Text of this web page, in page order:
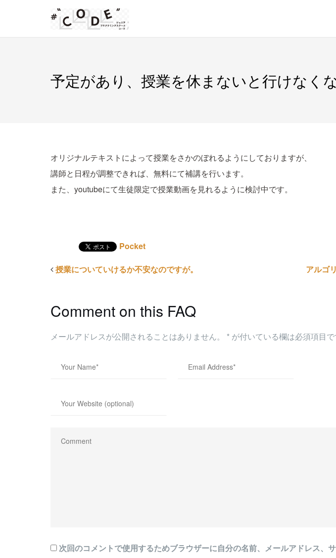
予定があり、授業を休まないと行けなく
オリジナルテキストによって授業をさかのぼれるようにしておりますが、
講師と日程が調整できれば、無料にて補講を行います。
また、youtubeにて生徒限定で授業動画を見れるように検討中です。
Pocket
授業についていけるか不安なのですが。 アルゴ
Comment on this FAQ
メールアドレスが公開されることはありません。 * が付いている欄は必須項目
次回のコメントで使用するためブラウザーに自分の名前、メールアドレス、サ